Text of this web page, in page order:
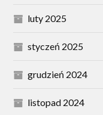
luty 2025
styczeń 2025
grudzień 2024
listopad 2024